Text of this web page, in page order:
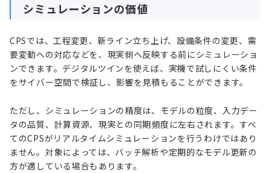
シミュレーションの価値
CPSでは、工程変更、新ライン立ち上げ、設備条件の変更、需
要変動への対応などを、現実側へ反映する前にシミュレーショ
ンできます。デジタルツインを使えば、実機で試しにくい条件
をサイバー空間で検証し、影響を見積もることができます。
ただし、シミュレーションの精度は、モデルの粒度、入力デー
タの品質、計算資源、現実との同期頻度に左右されます。すべ
てのCPSがリアルタイムシミュレーションを行うわけではあり
ません。対象によっては、バッチ解析や定期的なモデル更新の
方が適している場合もあります。